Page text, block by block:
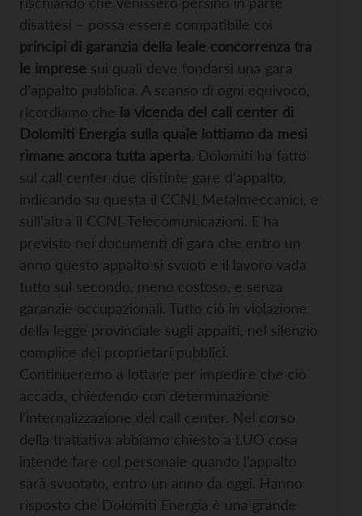
disattesi – possa essere compatibile coi
principi di garanzia della leale concorrenza tra
le imprese sui quali deve fondarsi una gara
d’appalto pubblica. A scanso di ogni equivoco,
ricordiamo che la vicenda del call center di
Dolomiti Energia sulla quale lottiamo da mesi
rimane ancora tutta aperta. Dolomiti ha fatto
sul call center due distinte gare d’appalto,
indicando su questa il CCNL Metalmeccanici, e
sull’altra il CCNL Telecomunicazioni. E ha
previsto nei documenti di gara che entro un
anno questo appalto si svuoti e il lavoro vada
tutto sul secondo, meno costoso, e senza
garanzie occupazionali. Tutto ciò in violazione
della legge provinciale sugli appalti, nel silenzio
complice dei proprietari pubblici.
Continueremo a lottare per impedire che ciò
accada, chiedendo con determinazione
l’internalizzazione del call center. Nel corso
della trattativa abbiamo chiesto a LUO cosa
intende fare col personale quando l’appalto
sarà svuotato, entro un anno da oggi. Hanno
risposto che Dolomiti Energia è una grande